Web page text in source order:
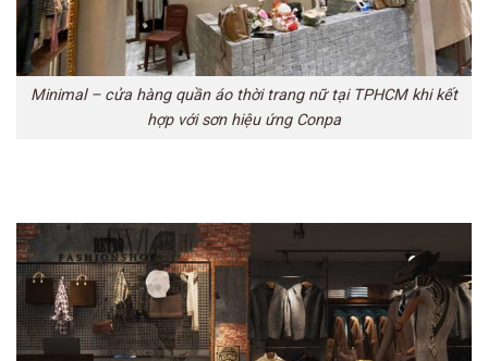
Minimal – cửa hàng quần áo thời trang nữ tại TPHCM khi kết
hợp với sơn hiệu ứng Conpa